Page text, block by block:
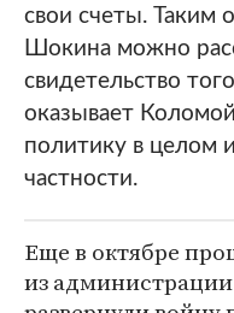
свои счеты. Таким
Шокина можно
свидетельство
оказывает
политику в целом
частности.
Еще в октябре
из